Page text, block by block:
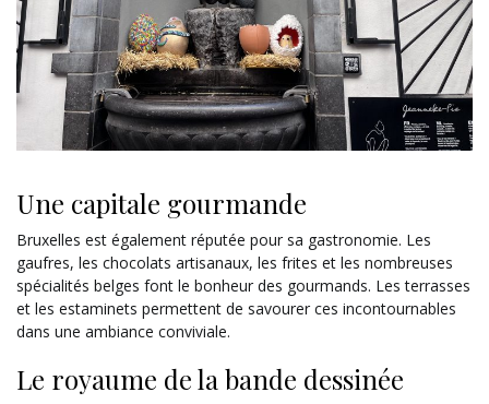
Une capitale gourmande
Bruxelles est également réputée pour sa gastronomie. Les
gaufres, les chocolats artisanaux, les frites et les nombreuses
spécialités belges font le bonheur des gourmands. Les terrasses
et les estaminets permettent de savourer ces incontournables
dans une ambiance conviviale.
Le royaume de la bande dessinée